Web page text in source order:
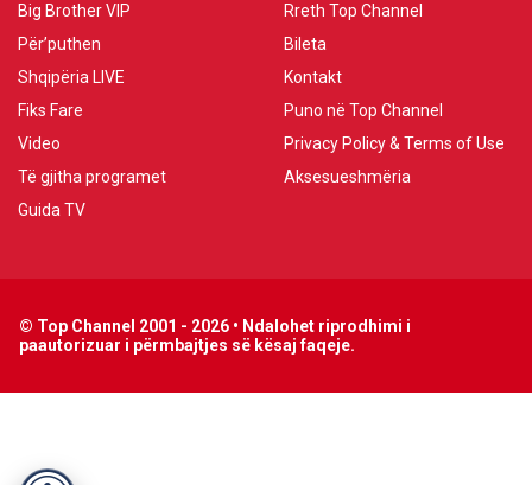
Big Brother VIP
Për’puthen
Shqipëria LIVE
Fiks Fare
Video
Të gjitha programet
Guida TV
Rreth Top Channel
Bileta
Kontakt
Puno në Top Channel
Privacy Policy & Terms of Use
Aksesueshmëria
© Top Channel 2001 - 2026 • Ndalohet riprodhimi i
paautorizuar i përmbajtjes së kësaj faqeje.